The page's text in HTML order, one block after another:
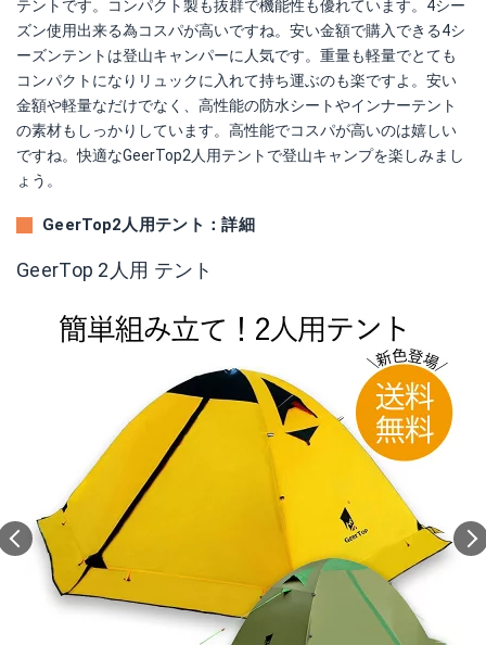
テントです。コンパクト製も抜群で機能性も優れています。4シー
ズン使用出来る為コスパが高いですね。安い金額で購入できる4シ
ーズンテントは登山キャンパーに人気です。重量も軽量でとても
コンパクトになりリュックに入れて持ち運ぶのも楽ですよ。安い
金額や軽量なだけでなく、高性能の防水シートやインナーテント
の素材もしっかりしています。高性能でコスパが高いのは嬉しい
ですね。快適なGeerTop2人用テントで登山キャンプを楽しみまし
ょう。
GeerTop2人用テント：詳細
GeerTop 2人用 テント